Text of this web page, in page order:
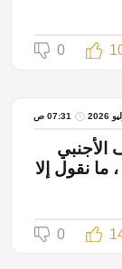
0
07:31 ص
الأجنبي
ما نقول إلا
0